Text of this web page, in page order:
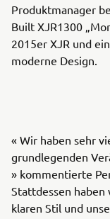
Produktmanager
Built XJR1300
2015er XJR und
moderne Design.
« Wir haben sehr
grundlegenden
» kommentierte
Stattdessen
klaren Stil und